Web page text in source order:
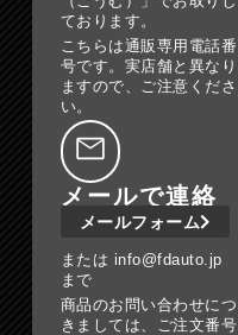
ております。
こちらは通販専用電話番
号です。実店舗と異なり
ますので、ご注意くださ
い。
メールで連絡
メールフォーム
または info@fdauto.jp
まで
商品のお問い合わせにつ
きましては、ご注文番号